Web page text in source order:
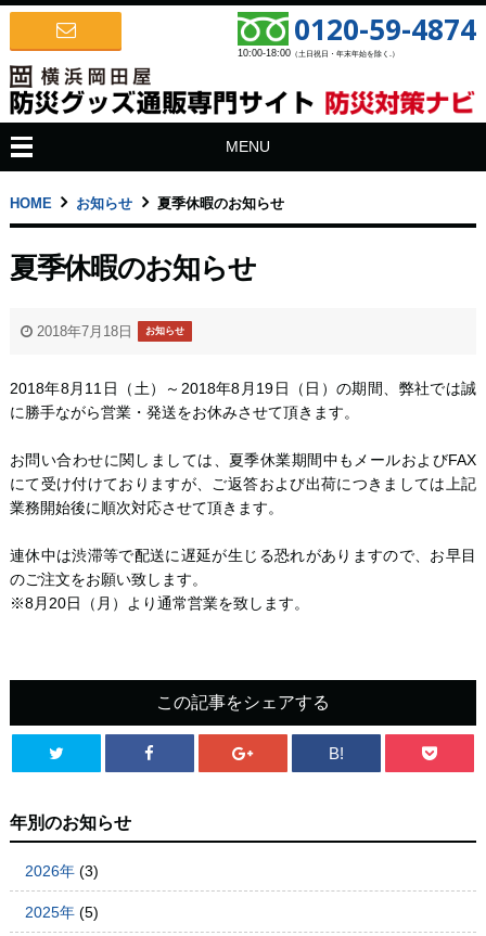
0120-59-4874
10:00-18:00 （土日祝日・年末年始を除く.）
MENU
HOME お知らせ 夏季休暇のお知らせ
夏季休暇のお知らせ
2018年7月18日 お知らせ
2018年8月11日（土）～2018年8月19日（日）の期間、弊社では誠
に勝手ながら営業・発送をお休みさせて頂きます。
お問い合わせに関しましては、夏季休業期間中もメールおよびFAX
にて受け付けておりますが、ご返答および出荷につきましては上記
業務開始後に順次対応させて頂きます。
連休中は渋滞等で配送に遅延が生じる恐れがありますので、お早目
のご注文をお願い致します。
※8月20日（月）より通常営業を致します。
この記事をシェアする
B!
年別のお知らせ
2026年(3)
2025年(5)